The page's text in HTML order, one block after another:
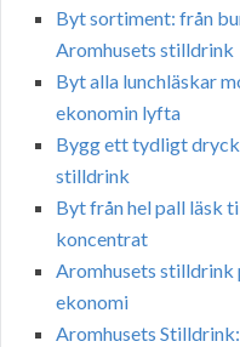
Byt sortiment: från
Aromhusets stilldrink
Byt alla lunchläskar
ekonomin lyfta
Bygg ett tydligt
stilldrink
Byt från hel pall läsk
koncentrat
Aromhusets
ekonomi
Aromhusets